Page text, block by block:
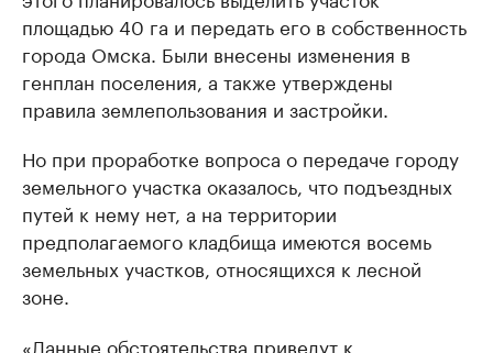
площадью 40 га и передать его в собственность
города Омска. Были внесены изменения в
генплан поселения, а также утверждены
правила землепользования и застройки.
Но при проработке вопроса о передаче городу
земельного участка оказалось, что подъездных
путей к нему нет, а на территории
предполагаемого кладбища имеются восемь
земельных участков, относящихся к лесной
зоне.
«Данные обстоятельства приведут к